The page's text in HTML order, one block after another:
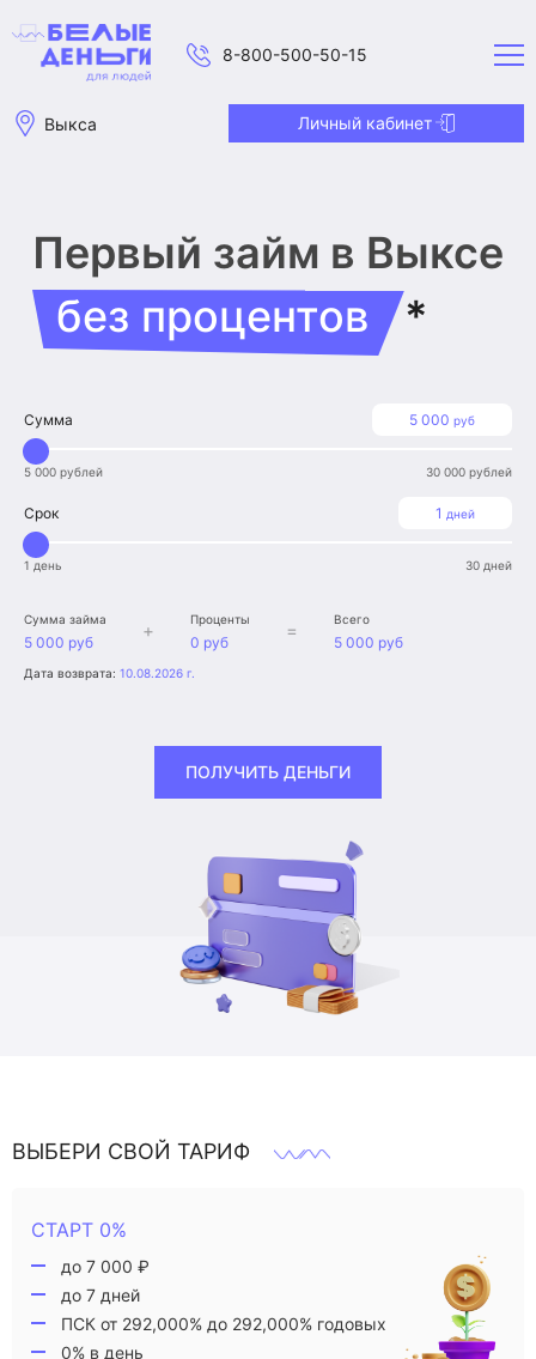
8-800-500-50-15
Выкса Личный кабинет
Первый займ в Выксе
без процентов
*
5 000 руб
Сумма
5 000 рублей 30 000 рублей
1 дней
Срок
1 день 30 дней
Сумма займа
5 000 руб
+ Проценты
0 руб
= Всего
5 000 руб
Дата возврата: 10.08.2026 г.
ПОЛУЧИТЬ ДЕНЬГИ
ВЫБЕРИ СВОЙ ТАРИФ
СТАРТ 0%
до 7 000 ₽
до 7 дней
ПСК от 292,000% до 292,000% годовых
0% в день